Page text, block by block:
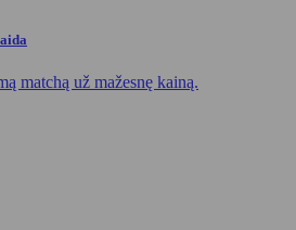
matchą už mažesnę kainą.